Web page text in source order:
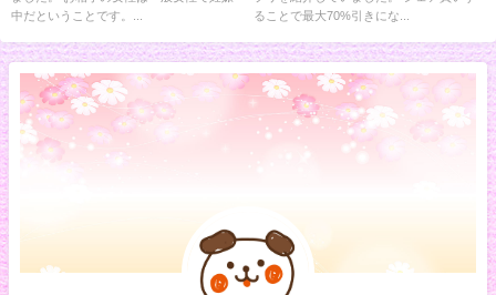
中だということです。...
ることで最大70%引きにな...